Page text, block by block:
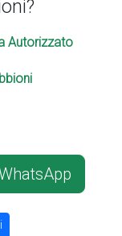
Autorizzato